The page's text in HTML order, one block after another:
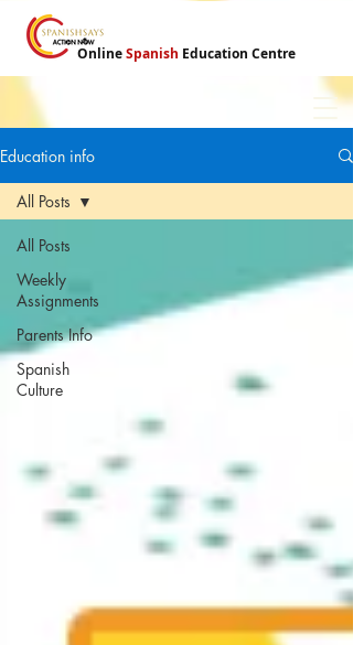
OnlineSpanish Education Centre
Education info
All Posts
Weekly
Assignments
Parents Info
Spanish
Culture
All Posts